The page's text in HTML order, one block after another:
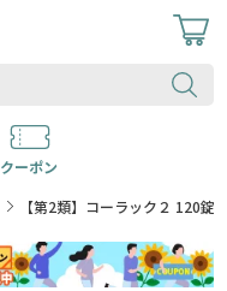
クーポン
【第2類】コーラック２ 120錠